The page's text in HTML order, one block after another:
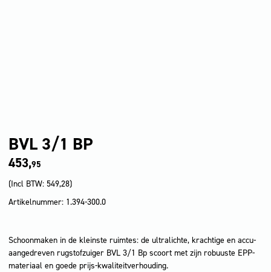
BVL 3/1 BP
453,95
(Incl BTW: 549,28)
Artikelnummer: 1.394-300.0
Schoonmaken in de kleinste ruimtes: de ultralichte, krachtige en accu-
aangedreven rugstofzuiger BVL 3/1 Bp scoort met zijn robuuste EPP-
materiaal en goede prijs-kwaliteitverhouding.